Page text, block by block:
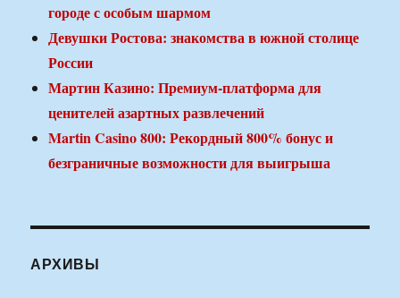
городе с особым шармом
Девушки Ростова: знакомства в южной столице
России
Мартин Казино: Премиум-платформа для
ценителей азартных развлечений
Martin Casino 800: Рекордный 800% бонус и
безграничные возможности для выигрыша
АРХИВЫ